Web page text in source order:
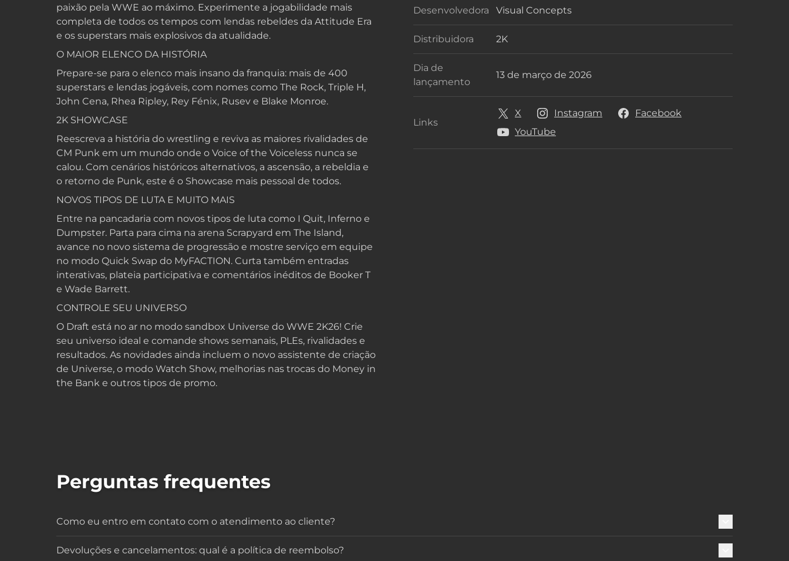
paixão pela WWE ao máximo. Experimente a jogabilidade mais
completa de todos os tempos com lendas rebeldes da Attitude Era
e os superstars mais explosivos da atualidade.
O MAIOR ELENCO DA HISTÓRIA
Prepare-se para o elenco mais insano da franquia: mais de 400
superstars e lendas jogáveis, com nomes como The Rock, Triple H,
John Cena, Rhea Ripley, Rey Fénix, Rusev e Blake Monroe.
2K SHOWCASE
Reescreva a história do wrestling e reviva as maiores rivalidades de
CM Punk em um mundo onde o Voice of the Voiceless nunca se
calou. Com cenários históricos alternativos, a ascensão, a rebeldia e
o retorno de Punk, este é o Showcase mais pessoal de todos.
NOVOS TIPOS DE LUTA E MUITO MAIS
Entre na pancadaria com novos tipos de luta como I Quit, Inferno e
Dumpster. Parta para cima na arena Scrapyard em The Island,
avance no novo sistema de progressão e mostre serviço em equipe
no modo Quick Swap do MyFACTION. Curta também entradas
interativas, plateia participativa e comentários inéditos de Booker T
e Wade Barrett.
CONTROLE SEU UNIVERSO
O Draft está no ar no modo sandbox Universe do WWE 2K26! Crie
seu universo ideal e comande shows semanais, PLEs, rivalidades e
resultados. As novidades ainda incluem o novo assistente de criação
de Universe, o modo Watch Show, melhorias nas trocas do Money in
the Bank e outros tipos de promo.
Desenvolvedora
Desenvolvedora
Visual Concepts
Distribuidora
Distribuidora
2K
Dia de
lançamento
Dia de lançamento
13 de março de 2026
Links
Links
X Instagram
Facebook
YouTube
Perguntas frequentes
Como eu entro em contato com o atendimento ao cliente?
Devoluções e cancelamentos: qual é a política de reembolso?